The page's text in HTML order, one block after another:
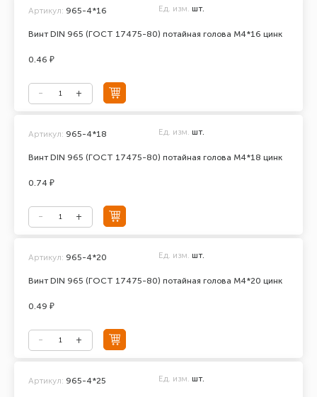
Винт DIN 965 (ГОСТ 17475-80) потайная голова М4*16 цинк
Артикул: 965-4*16 Ед. изм. шт.
0.46 ₽
Винт DIN 965 (ГОСТ 17475-80) потайная голова М4*18 цинк
Артикул: 965-4*18 Ед. изм. шт.
0.74 ₽
Винт DIN 965 (ГОСТ 17475-80) потайная голова М4*20 цинк
Артикул: 965-4*20 Ед. изм. шт.
0.49 ₽
Артикул: 965-4*25 Ед. изм. шт.